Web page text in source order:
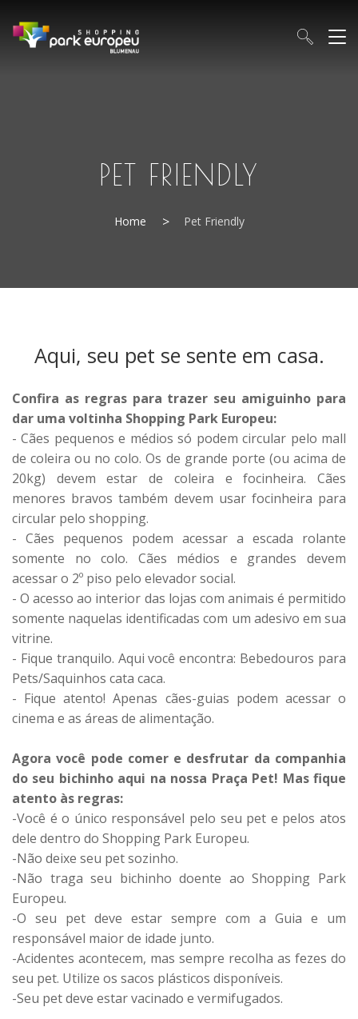
PET FRIENDLY
Home Pet Friendly
Aqui, seu pet se sente em casa.
Confira as regras para trazer seu amiguinho para
dar uma voltinha Shopping Park Europeu:
- Cães pequenos e médios só podem circular pelo mall
de coleira ou no colo. Os de grande porte (ou acima de
20kg) devem estar de coleira e focinheira. Cães
menores bravos também devem usar focinheira para
circular pelo shopping.
- Cães pequenos podem acessar a escada rolante
somente no colo. Cães médios e grandes devem
acessar o 2º piso pelo elevador social.
- O acesso ao interior das lojas com animais é permitido
somente naquelas identificadas com um adesivo em sua
vitrine.
- Fique tranquilo. Aqui você encontra: Bebedouros para
Pets/Saquinhos cata caca.
- Fique atento! Apenas cães-guias podem acessar o
cinema e as áreas de alimentação.
Agora você pode comer e desfrutar da companhia
do seu bichinho aqui na nossa Praça Pet! Mas fique
atento às regras:
-Você é o único responsável pelo seu pet e pelos atos
dele dentro do Shopping Park Europeu.
-Não deixe seu pet sozinho.
-Não traga seu bichinho doente ao Shopping Park
Europeu.
-O seu pet deve estar sempre com a Guia e um
responsável maior de idade junto.
-Acidentes acontecem, mas sempre recolha as fezes do
seu pet. Utilize os sacos plásticos disponíveis.
-Seu pet deve estar vacinado e vermifugados.